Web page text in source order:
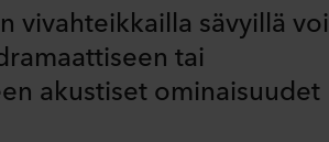
vivahteikkailla sävyillä voi
tai
akustiset ominaisuudet